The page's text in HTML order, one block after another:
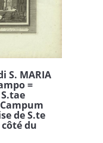
S. MARIA
=
Campum
de S.te
côté du